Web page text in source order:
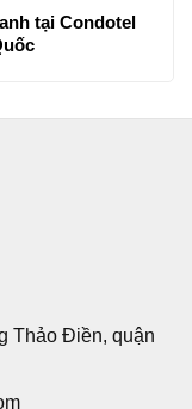
tại Condotel
Thảo Điền, quận